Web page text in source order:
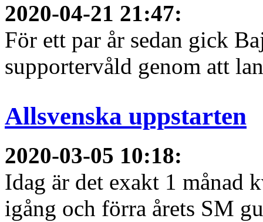
2020-04-21 21:47:
För ett par år sedan gick
supportervåld genom att
Allsvenska uppstarten
2020-03-05 10:18:
Idag är det exakt 1 månad
igång och förra årets SM